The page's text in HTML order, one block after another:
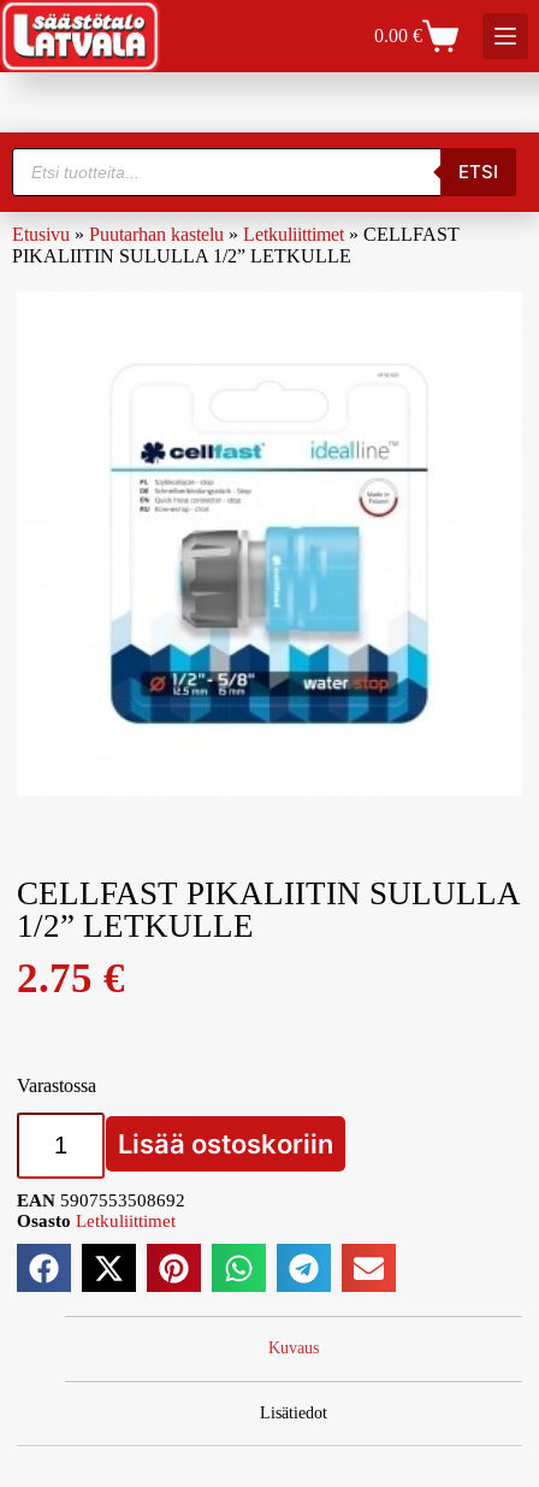
0.00€
ETSI
Etusivu » Puutarhan kastelu » Letkuliittimet » CELLFAST
PIKALIITIN SULULLA 1/2” LETKULLE
CELLFAST PIKALIITIN SULULLA
1/2” LETKULLE
2.75€
Varastossa
Lisää ostoskoriin
EAN5907553508692
Osasto Letkuliittimet
Kuvaus
Lisätiedot